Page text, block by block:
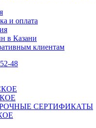
и оплата
в Казани
клиентам
48
СЕРТИФИКАТЫ